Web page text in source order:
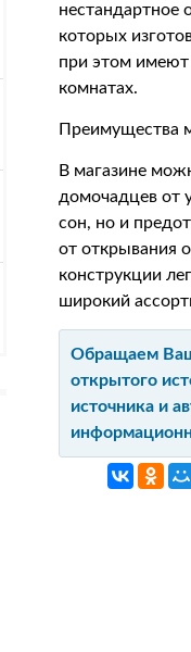
нестандартное
которых
при этом имеют
комнатах.
Преимущества
В магазине
домочадцев от
сон, но и
от открывания
конструкции
широкий
Обращаем
открытого
источника и